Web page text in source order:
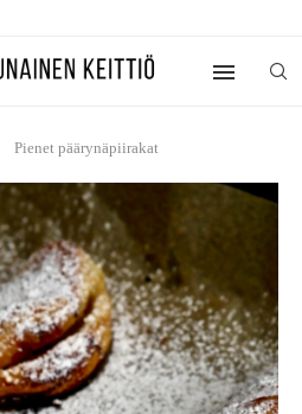
Pienet päärynäpiirakat